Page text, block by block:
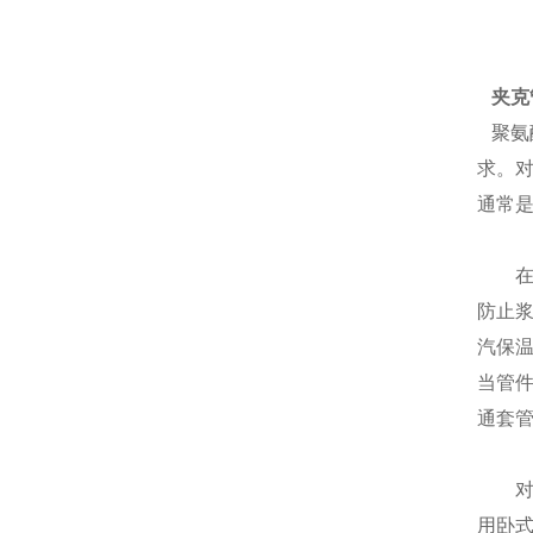
夹克
聚氨
求。
通常
在实
防止
汽保
当管
通套
对于
用卧